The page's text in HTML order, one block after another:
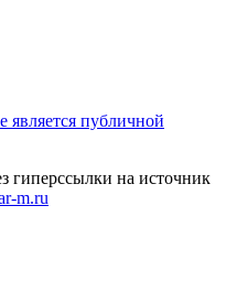
является публичной
гиперссылки на источник
m.ru